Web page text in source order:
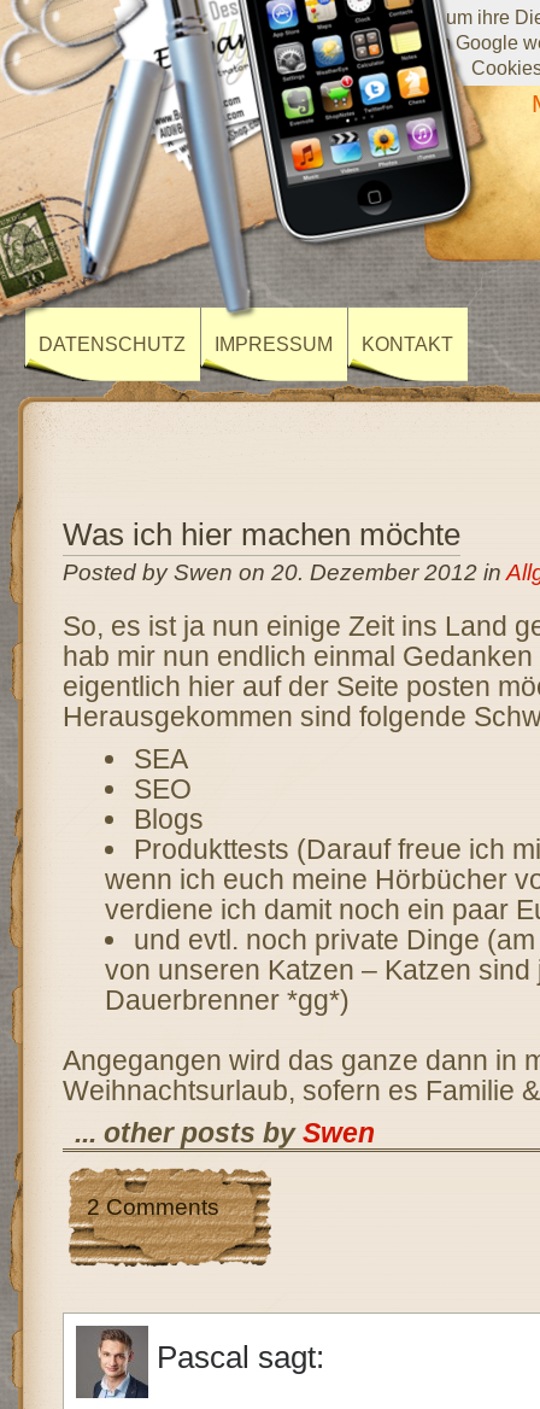
DATENSCHUTZ IMPRESSUM KONTAKT
Was ich hier machen möchte
Posted by Swen on 20. Dezember 2012 in
So, es ist ja nun einige Zeit ins Land
hab mir nun endlich einmal
eigentlich hier auf der Seite posten
Herausgekommen sind folgende
SEA
SEO
Blogs
Produkttests (Darauf freue ich
wenn ich euch meine Hörbücher
verdiene ich damit noch ein paar
und evtl. noch private Dinge
von unseren Katzen – Katzen sind
Dauerbrenner *gg*)
Angegangen wird das ganze dann in
Weihnachtsurlaub, sofern es Familie
... other posts bySwen
2 Comments
Pascal sagt:
Diese Website verwendet Cookies von Google, um ihre
darüber, wie Sie die Website verwenden, werden an Google